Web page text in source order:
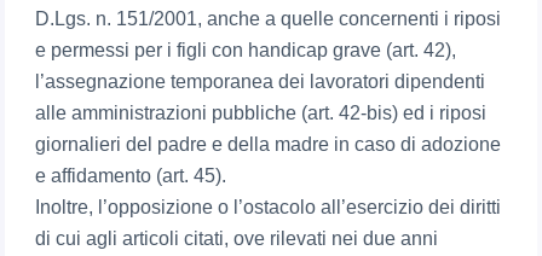
D.Lgs. n. 151/2001, anche a quelle concernenti i riposi
e permessi per i figli con handicap grave (art. 42),
l’assegnazione temporanea dei lavoratori dipendenti
alle amministrazioni pubbliche (art. 42-bis) ed i riposi
giornalieri del padre e della madre in caso di adozione
e affidamento (art. 45).
Inoltre, l’opposizione o l’ostacolo all’esercizio dei diritti
di cui agli articoli citati, ove rilevati nei due anni